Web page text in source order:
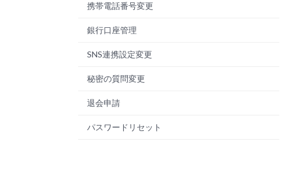
携帯電話番号変更
銀行口座管理
SNS連携設定変更
秘密の質問変更
退会申請
パスワードリセット